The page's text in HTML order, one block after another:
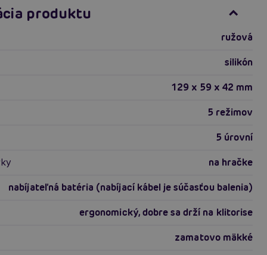
produktu
ružová
silikón
129 x 59 x 42 mm
5 režimov
5 úrovní
na hračke
nabíjateľná batéria (nabíjací kábel je súčasťou balenia)
ergonomický, dobre sa drží na klitorise
zamatovo mäkké